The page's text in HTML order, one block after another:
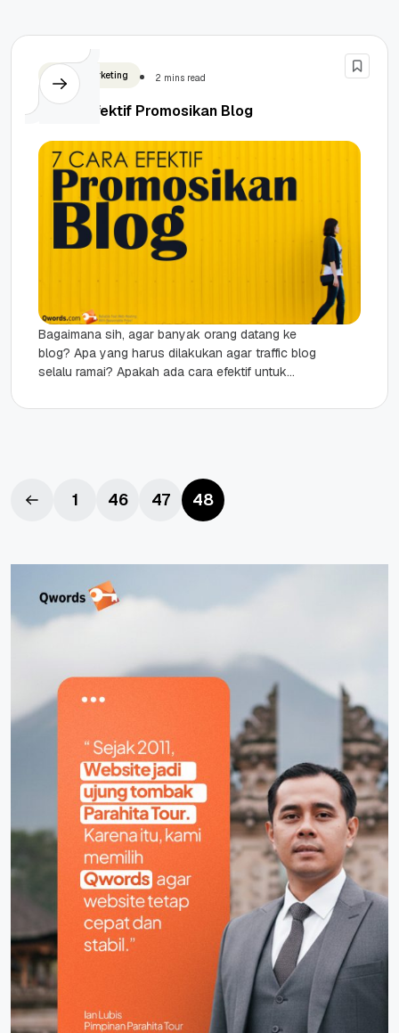
Digital Marketing 2 mins read
7 Cara Efektif Promosikan Blog
Bagaimana sih, agar banyak orang datang ke
blog? Apa yang harus dilakukan agar traffic blog
selalu ramai? Apakah ada cara efektif untuk
1 46 47 48